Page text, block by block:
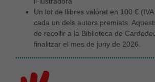
Un lot de llibres valorat en 100 €
cada un dels autors premiats.
de recollir a la Biblioteca de
finalitzar el mes de juny de 2026.